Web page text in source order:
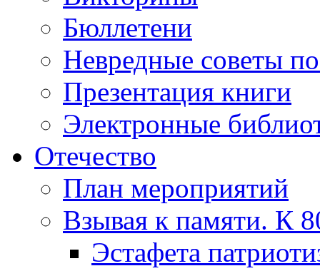
Бюллетени
Невредные советы
Презентация книги
Электронные
Отечество
План мероприятий
Взывая к памяти. К
Эcтафета